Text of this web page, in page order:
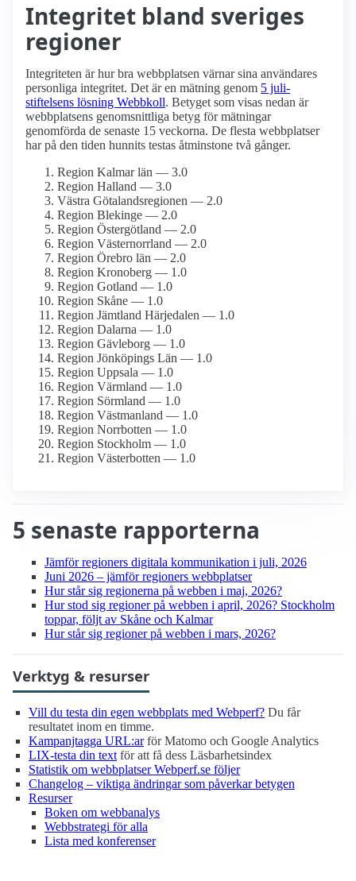
Integritet bland sveriges
regioner
Integriteten är hur bra webbplatsen värnar sina användares
personliga integritet. Det är en mätning genom 5 juli-
stiftelsens lösning Webbkoll. Betyget som visas nedan är
webbplatsens genomsnittliga betyg för mätningar
genomförda de senaste 15 veckorna. De flesta webbplatser
har på den tiden hunnits testas åtminstone två gånger.
Region Kalmar län — 3.0
Region Halland — 3.0
Västra Götalandsregionen — 2.0
Region Blekinge — 2.0
Region Östergötland — 2.0
Region Västernorrland — 2.0
Region Örebro län — 2.0
Region Kronoberg — 1.0
Region Gotland — 1.0
Region Skåne — 1.0
Region Jämtland Härjedalen — 1.0
Region Dalarna — 1.0
Region Gävleborg — 1.0
Region Jönköpings Län — 1.0
Region Uppsala — 1.0
Region Värmland — 1.0
Region Sörmland — 1.0
Region Västmanland — 1.0
Region Norrbotten — 1.0
Region Stockholm — 1.0
Region Västerbotten — 1.0
5 senaste rapporterna
Jämför regioners digitala kommunikation i juli, 2026
Juni 2026 – jämför regioners webbplatser
Hur står sig regionerna på webben i maj, 2026?
Hur stod sig regioner på webben i april, 2026? Stockholm
toppar, följt av Skåne och Kalmar
Hur står sig regioner på webben i mars, 2026?
Verktyg & resurser
Vill du testa din egen webbplats med Webperf? Du får
resultatet inom en timme.
Kampanjtagga URL:arför Matomo och Google Analytics
LIX-testa din text för att få dess Läsbarhetsindex
Statistik om webbplatser Webperf.se följer
Changelog – viktiga ändringar som påverkar betygen
Resurser
Boken om webbanalys
Webbstrategi för alla
Lista med konferenser